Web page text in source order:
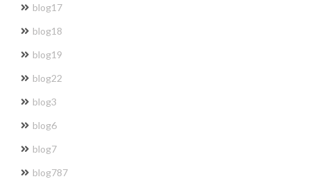
blog17
blog18
blog19
blog22
blog3
blog6
blog7
blog787